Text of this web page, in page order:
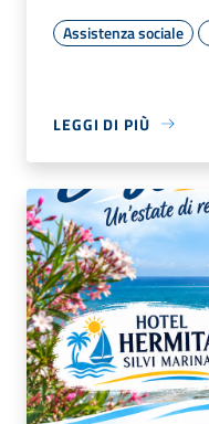
Assistenza sociale
LEGGI DI PIÙ